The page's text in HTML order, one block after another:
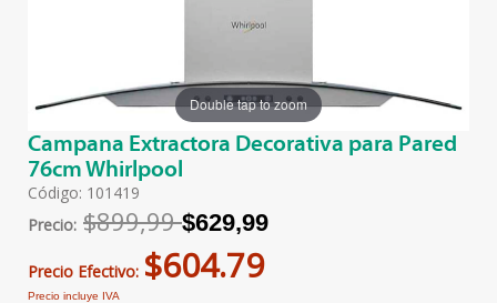
Double tap to zoom
Campana Extractora Decorativa para Pared
76cm Whirlpool
Código: 101419
Precio: $899,99$629,99
Precio Efectivo: $604.79
Precio incluye IVA